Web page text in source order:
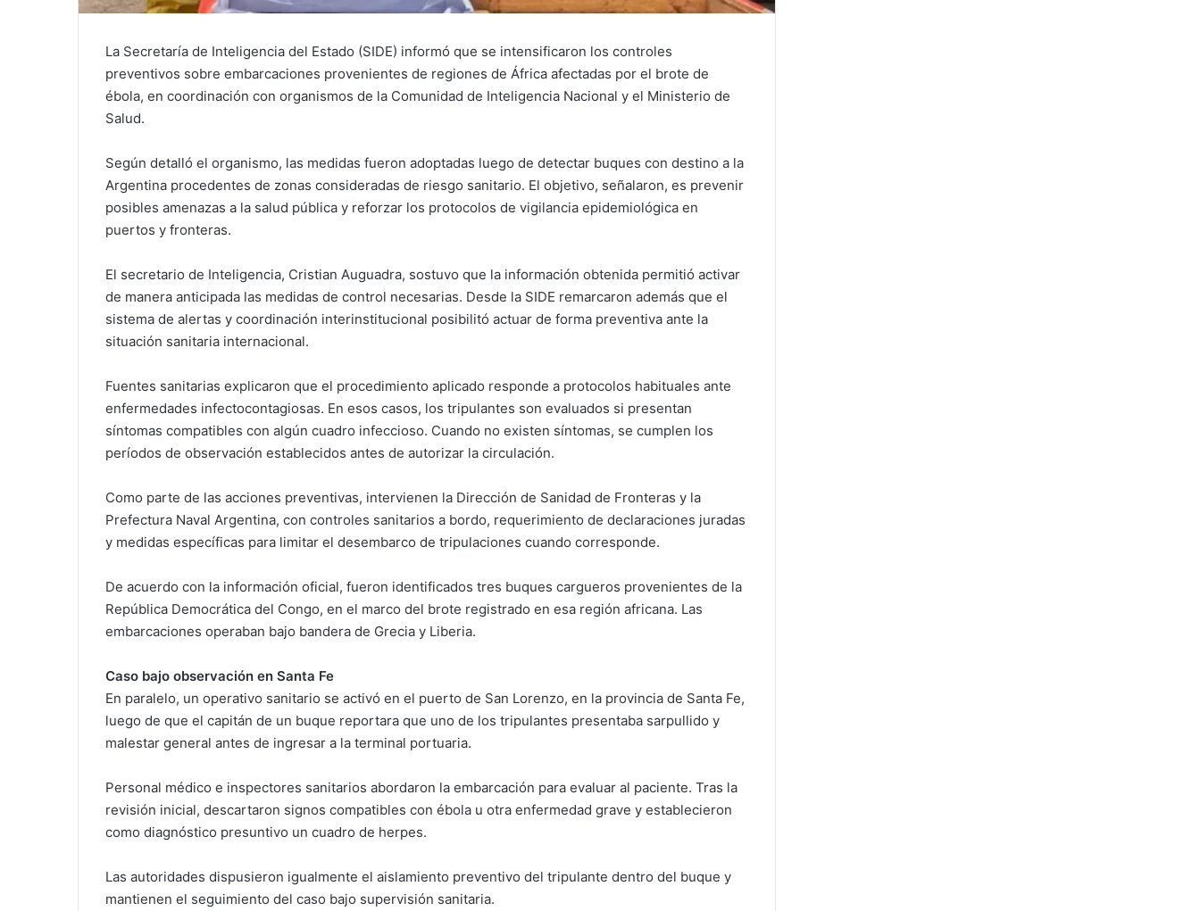
La Secretaría de Inteligencia del Estado (SIDE) informó que se intensificaron los controles
preventivos sobre embarcaciones provenientes de regiones de África afectadas por el brote de
ébola, en coordinación con organismos de la Comunidad de Inteligencia Nacional y el Ministerio de
Salud.
Según detalló el organismo, las medidas fueron adoptadas luego de detectar buques con destino a la
Argentina procedentes de zonas consideradas de riesgo sanitario. El objetivo, señalaron, es prevenir
posibles amenazas a la salud pública y reforzar los protocolos de vigilancia epidemiológica en
puertos y fronteras.
El secretario de Inteligencia, Cristian Auguadra, sostuvo que la información obtenida permitió activar
de manera anticipada las medidas de control necesarias. Desde la SIDE remarcaron además que el
sistema de alertas y coordinación interinstitucional posibilitó actuar de forma preventiva ante la
situación sanitaria internacional.
Fuentes sanitarias explicaron que el procedimiento aplicado responde a protocolos habituales ante
enfermedades infectocontagiosas. En esos casos, los tripulantes son evaluados si presentan
síntomas compatibles con algún cuadro infeccioso. Cuando no existen síntomas, se cumplen los
períodos de observación establecidos antes de autorizar la circulación.
Como parte de las acciones preventivas, intervienen la Dirección de Sanidad de Fronteras y la
Prefectura Naval Argentina, con controles sanitarios a bordo, requerimiento de declaraciones juradas
y medidas específicas para limitar el desembarco de tripulaciones cuando corresponde.
De acuerdo con la información oficial, fueron identificados tres buques cargueros provenientes de la
República Democrática del Congo, en el marco del brote registrado en esa región africana. Las
embarcaciones operaban bajo bandera de Grecia y Liberia.
Caso bajo observación en Santa Fe
En paralelo, un operativo sanitario se activó en el puerto de San Lorenzo, en la provincia de Santa Fe,
luego de que el capitán de un buque reportara que uno de los tripulantes presentaba sarpullido y
malestar general antes de ingresar a la terminal portuaria.
Personal médico e inspectores sanitarios abordaron la embarcación para evaluar al paciente. Tras la
revisión inicial, descartaron signos compatibles con ébola u otra enfermedad grave y establecieron
como diagnóstico presuntivo un cuadro de herpes.
Las autoridades dispusieron igualmente el aislamiento preventivo del tripulante dentro del buque y
mantienen el seguimiento del caso bajo supervisión sanitaria.